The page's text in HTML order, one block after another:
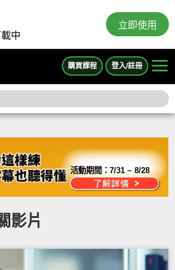
中
立即使用
購買課程 登入/註冊
活動期間：7/31 ~ 8/28
影片